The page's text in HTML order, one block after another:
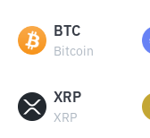
BTC
Bitcoin
XRP
XRP